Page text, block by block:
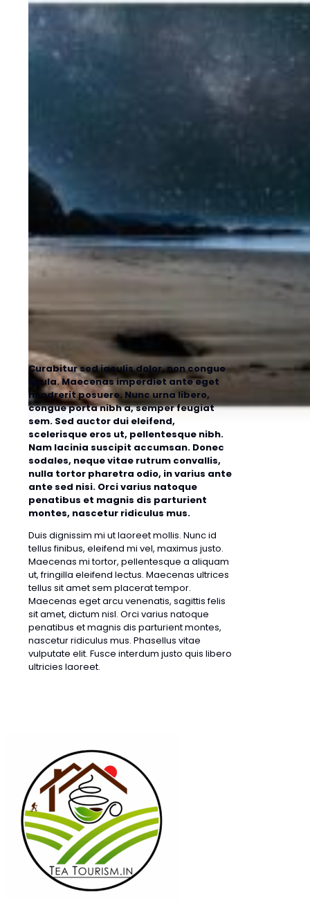
Curabitur sed iaculis dolor, non congue
ligula. Maecenas imperdiet ante eget
hendrerit posuere. Nunc urna libero,
congue porta nibh a, semper feugiat
sem. Sed auctor dui eleifend,
scelerisque eros ut, pellentesque nibh.
Nam lacinia suscipit accumsan. Donec
sodales, neque vitae rutrum convallis,
nulla tortor pharetra odio, in varius ante
ante sed nisi. Orci varius natoque
penatibus et magnis dis parturient
montes, nascetur ridiculus mus.
Duis dignissim mi ut laoreet mollis. Nunc id
tellus finibus, eleifend mi vel, maximus justo.
Maecenas mi tortor, pellentesque a aliquam
ut, fringilla eleifend lectus. Maecenas ultrices
tellus sit amet sem placerat tempor.
Maecenas eget arcu venenatis, sagittis felis
sit amet, dictum nisl. Orci varius natoque
penatibus et magnis dis parturient montes,
nascetur ridiculus mus. Phasellus vitae
vulputate elit. Fusce interdum justo quis libero
ultricies laoreet.